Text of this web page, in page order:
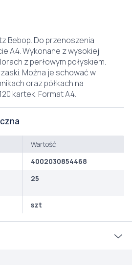
Bebop. Do przenoszenia
A4. Wykonane z wysokiej
z perłowym połyskiem.
Można je schować w
oraz półkach na
kartek. Format A4.
Wartość
4002030854468
25
szt